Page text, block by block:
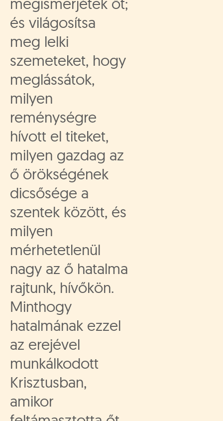
és világosítsa
meg lelki
szemeteket, hogy
meglássátok,
milyen
reménységre
hívott el titeket,
milyen gazdag az
ő örökségének
dicsősége a
szentek között, és
milyen
mérhetetlenül
nagy az ő hatalma
rajtunk, hívőkön.
Minthogy
hatalmának ezzel
az erejével
munkálkodott
Krisztusban,
amikor